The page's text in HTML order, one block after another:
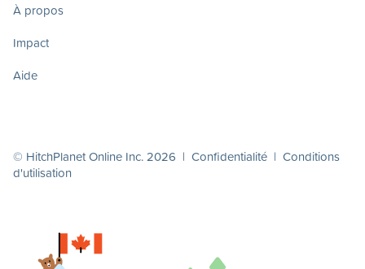
À propos
Impact
Aide
© HitchPlanet Online Inc. 2026 | Confidentialité | Conditions
d'utilisation